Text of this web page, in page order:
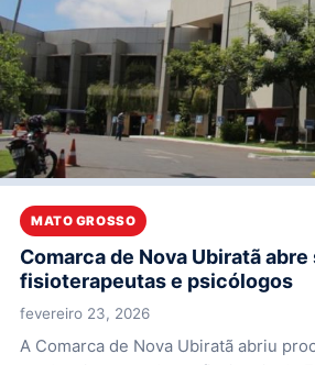
MATO GROSSO
Comarca de Nova Ubiratã
fisioterapeutas e psicólogos
fevereiro 23, 2026
A Comarca de Nova Ubiratã abriu